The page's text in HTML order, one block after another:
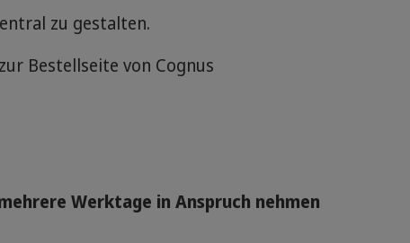
zu gestalten.
Bestellseite von Cognus
Werktage in Anspruch nehmen